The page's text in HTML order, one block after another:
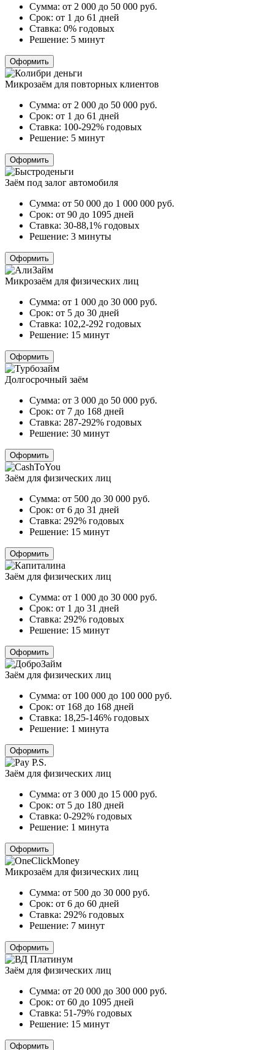
Сумма: от 2 000 до 50 000 руб.
Срок: от 1 до 61 дней
Ставка: 0% годовых
Решение: 5 минут
Оформить
Микрозаём для повторных клиентов
Сумма: от 2 000 до 50 000 руб.
Срок: от 1 до 61 дней
Ставка: 100-292% годовых
Решение: 5 минут
Оформить
Заём под залог автомобиля
Сумма: от 50 000 до 1 000 000 руб.
Срок: от 90 до 1095 дней
Ставка: 30-88,1% годовых
Решение: 3 минуты
Оформить
Микрозаём для физических лиц
Сумма: от 1 000 до 30 000 руб.
Срок: от 5 до 30 дней
Ставка: 102,2-292 годовых
Решение: 15 минут
Оформить
Долгосрочный заём
Сумма: от 3 000 до 50 000 руб.
Срок: от 7 до 168 дней
Ставка: 287-292% годовых
Решение: 30 минут
Оформить
Заём для физических лиц
Сумма: от 500 до 30 000 руб.
Срок: от 6 до 31 дней
Ставка: 292% годовых
Решение: 15 минут
Оформить
Заём для физических лиц
Сумма: от 1 000 до 30 000 руб.
Срок: от 1 до 31 дней
Ставка: 292% годовых
Решение: 15 минут
Оформить
Заём для физических лиц
Сумма: от 100 000 до 100 000 руб.
Срок: от 168 до 168 дней
Ставка: 18,25-146% годовых
Решение: 1 минута
Оформить
Заём для физических лиц
Сумма: от 3 000 до 15 000 руб.
Срок: от 5 до 180 дней
Ставка: 0-292% годовых
Решение: 1 минута
Оформить
Микрозаём для физических лиц
Сумма: от 500 до 30 000 руб.
Срок: от 6 до 60 дней
Ставка: 292% годовых
Решение: 7 минут
Оформить
Заём для физических лиц
Сумма: от 20 000 до 300 000 руб.
Срок: от 60 до 1095 дней
Ставка: 51-79% годовых
Решение: 15 минут
Оформить